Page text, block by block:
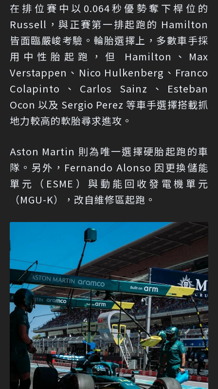
在排位賽中以0.064秒優勢奪下桿位的
Russell，與正賽第一排起跑的 Hamilton
皆面臨嚴峻考驗。輪胎選擇上，多數車手採
用中性胎起跑，但 Hamilton、Max
Verstappen、Nico Hulkenberg、Franco
Colapinto、Carlos Sainz、Esteban
Ocon 以及 Sergio Perez 等車手選擇搭載抓
地力較高的軟胎尋求進攻。
Aston Martin 則為唯一選擇硬胎起跑的車
隊。另外，Fernando Alonso 因更換儲能
單元（ESME）與動能回收發電機單元
（MGU-K），改自維修區起跑。